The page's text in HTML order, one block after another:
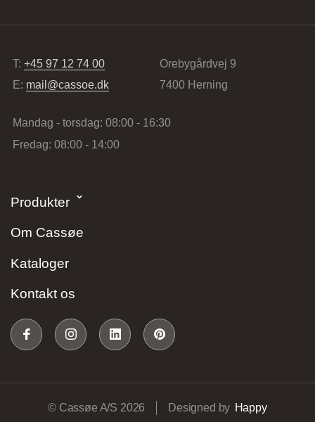
T:+45 97 12 74 00
E: mail@cassoe.dk
Orebygårdvej 9
7400 Herning
Mandag - torsdag: 08:00 - 16:30
Fredag: 08:00 - 14:00
Produkter
Om Cassøe
Kataloger
Kontakt os
© Cassøe A/S 2026 Designed by Happy
Vordingborg Køkkenet – Vejle
BUDGETSTORE